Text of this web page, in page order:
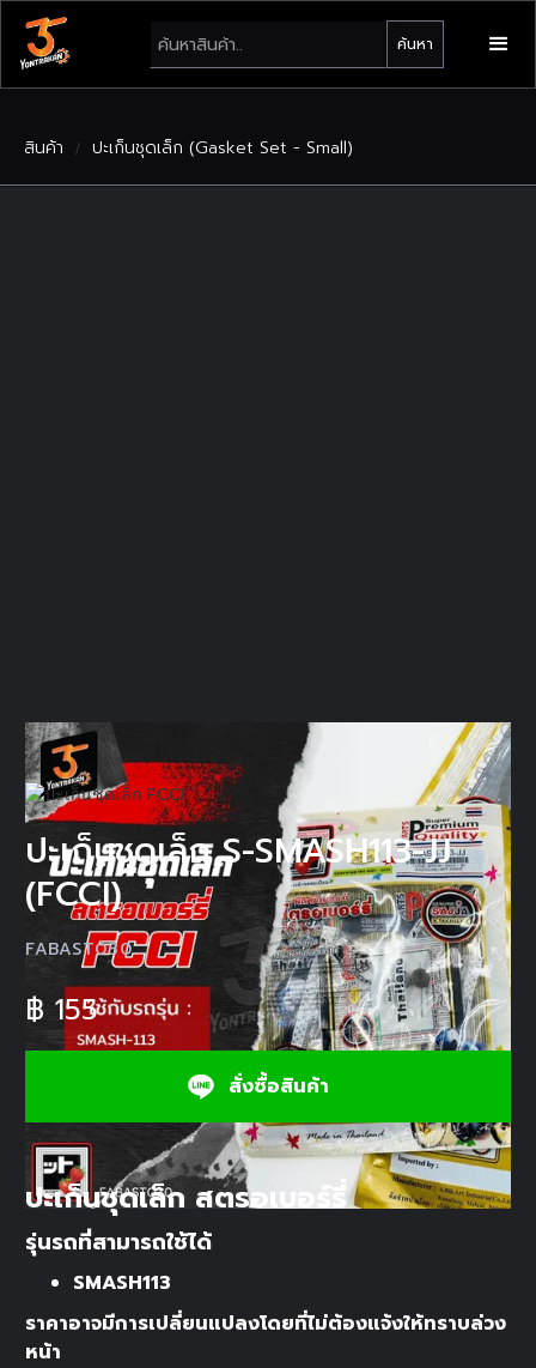
สินค้า / ปะเก็นชุดเล็ก (Gasket Set - Small)
ปะเก็นชุดเล็ก S-SMASH113-JJ
(FCCI)
FABAST030
฿ 155
สั่งซื้อสินค้า
ปะเก็นชุดเล็ก สตรอเบอร์รี่
รุ่นรถที่สามารถใช้ได้
SMASH113
ราคาอาจมีการเปลี่ยนแปลงโดยที่ไม่ต้องแจ้งให้ทราบล่วง
หน้า